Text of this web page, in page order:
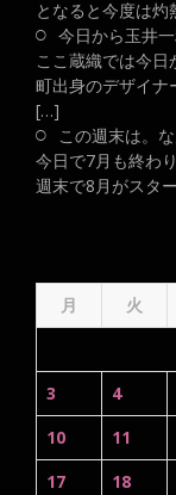
となると今度は
今日から玉井
ここ蔵織では今
町出身のデザイナ
[…]
この週末は。
今日で7月も終わ
週末で8月がスタ
月
火
3
4
10
11
17
18